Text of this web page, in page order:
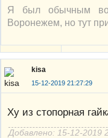
Я был обычным
Воронежем, но тут
kisa
15-12-2019 21:27:29
Ху из стопорная
Добавлено: 15-12-2019